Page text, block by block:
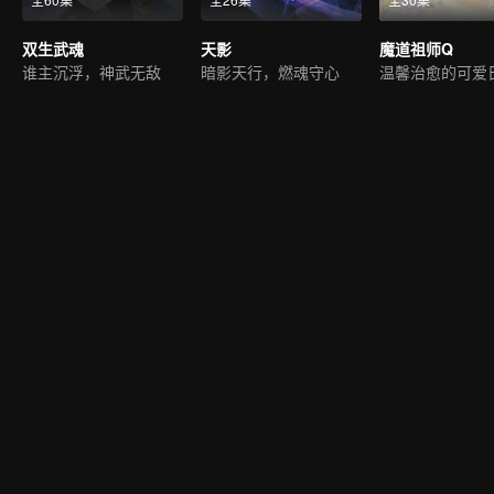
双生武魂
谁主沉浮，神武无敌
天影
暗影天行，燃魂守心
魔道祖师Q
温馨治愈的可爱